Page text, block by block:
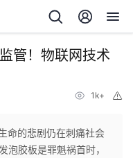
管！物联网技术
1k+
命的悲剧仍在刺痛社会
泡胶板是罪魁祸首时，